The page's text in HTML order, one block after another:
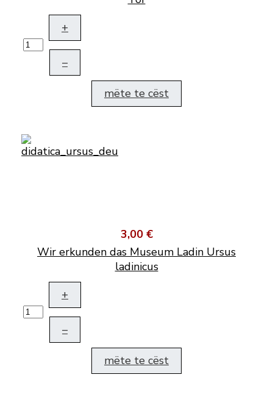
+
–
mëte te cëst
3,00 €
Wir erkunden das Museum Ladin Ursus
ladinicus
+
–
mëte te cëst